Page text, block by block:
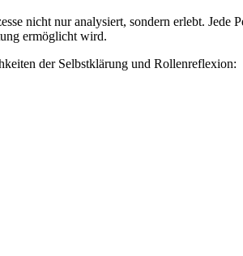
nicht nur analysiert, sondern erlebt. Jede
ermöglicht wird.
der Selbstklärung und Rollenreflexion: